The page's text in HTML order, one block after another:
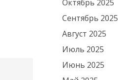
Октябрь 2025
Сентябрь 2025
Август 2025
Июль 2025
Июнь 2025